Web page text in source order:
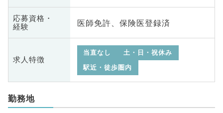
応募資格・
経験
医師免許、保険医登録済
求人特徴
当直なし
土・日・祝休み
駅近・徒歩圏内
勤務地